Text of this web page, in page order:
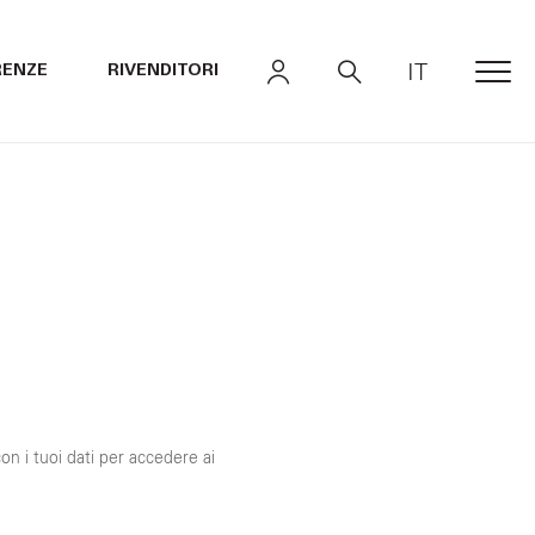
RIVENDITORI IT
i tuoi dati per accedere ai